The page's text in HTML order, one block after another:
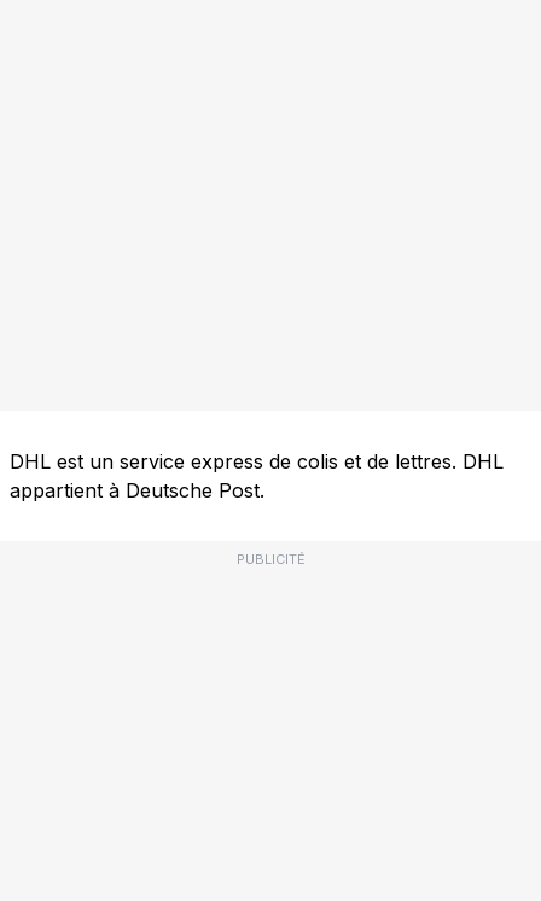
DHL est un service express de colis et de lettres. DHL
appartient à Deutsche Post.
PUBLICITÉ